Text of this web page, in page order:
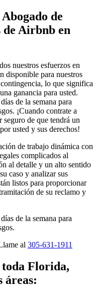
de
de Airbnb en
nuestros esfuerzos en
disponible para nuestros
lo que significa
ganancia para usted.
de la semana para
¡Cuando contrate a
seguro de que tendrá un
usted y sus derechos!
de trabajo dinámica con
complicados al
al detalle y un alto sentido
caso y analizar sus
listos para proporcionar
de su reclamo y
de la semana para
al 305-631-1911
toda Florida,
áreas: